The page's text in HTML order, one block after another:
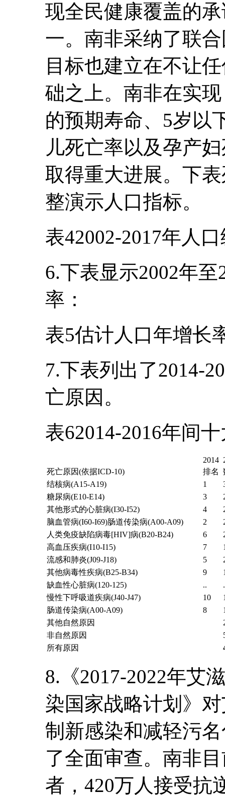
现全民健康覆盖的
一。南非采纳了联
目标也建立在不让
础之上。南非在实
的预期寿命、5岁以
儿死亡率以及孕产
取得重大进展。下
整演示人口指标。
表42002-2017年人
6.下表显示2002年
率：
表5估计人口年增长
7.下表列出了2014-
亡原因。
表62014-2016年间
2014
死亡原因(依据ICD-10)
排名
结核病(A15-A19)
1
糖尿病(E10-E14)
3
其他形式的心脏病(I30-I52)
4
脑血管病(I60-I69)肠道传染病(A00-A09)
2
人类免疫缺陷病毒[HIV]病(B20-B24)
6
高血压疾病(I10-I15)
7
流感和肺炎(J09-J18)
5
其他病毒性疾病(B25-B34)
9
缺血性心脏病(120-125)
..
慢性下呼吸道疾病(J40-J47)
10
肠道传染病(A00-A09)
8
其他自然原因
非自然原因
所有原因
8.《2017-2022年艾
染国家战略计划》
制新感染和减轻污
了全面审查。南非
者，420万人接受抗